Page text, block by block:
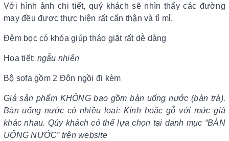
Với hình ảnh chi tiết, quý khách sẽ nhìn thấy các đường
may đều được thực hiện rất cẩn thận và tỉ mỉ.
Đệm bọc có khóa giúp tháo giặt rất dễ dàng
Họa tiết: ngẫu nhiên
Bộ sofa gồm 2 Đôn ngồi đi kèm
Giá sản phẩm KHÔNG bao gồm bàn uống nước (bàn trà).
Bàn uống nước có nhiều loại: Kính hoặc gỗ với mức giá
khác nhau. Qúy khách có thể lựa chọn tại danh mục “BÀN
UỐNG NƯỚC” trên website